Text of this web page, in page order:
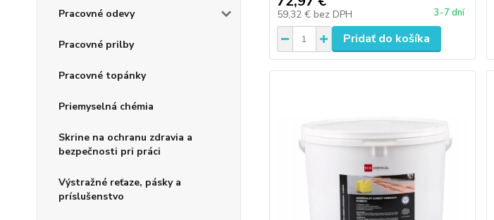
Pracovné odevy
Pracovné prilby
Pracovné topánky
Priemyselná chémia
Skrine na ochranu zdravia a
bezpečnosti pri práci
Výstražné reťaze, pásky a
príslušenstvo
59,32 € bez DPH 3-7 dní
Pridať do košíka